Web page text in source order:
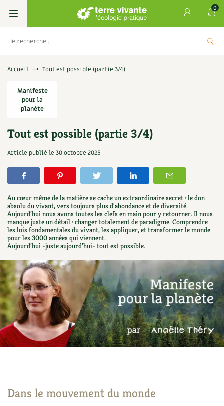
0
Livres
Permaculture, Jardin bio
Techniques de jardinage
Petit élevage
Aménagement jardin
Ornement
Autonomie, bricolage
Santé, bien-être
Médecine douce
Cosmétique bio, soins
Enfants
Les 4 saisons
Se réabonner
Les numéros
4 saisons
Hors-séries
Soutenez Les 4 Saisons
Graines, semences
Florales
Médicinales
Originales
Kits de jardinage
Outils de jardin
Accessoires de jardin
Nos productions
Cartes cadeau
Centre Terre vivante
Visiter en famille, entre amis
Programme 2026 du Centre Terre vivante
Avec les enfants
Venir en groupe
Scolaires
Séminaires, entreprises, associations, collectivités…
Jardin bio
Calendrier des travaux du jardin
Carte climatique
Calendrier lunaire
Potager
Verger
Parole libre
La tribune
Édito des4 saisons
Manifeste pour la planète
Champs d’action – le podcast
Table ronde jardinière
Accueil Tout est possible (partie 3/4)
Manifeste
pour la
planète
Tout est possible (partie 3/4)
Article publié le 30 octobre 2025
Au cœur même de la matière se cache un extraordinaire secret : le don
absolu du vivant, vers toujours plus d'abondance et de diversité.
Aujourd’hui nous avons toutes les clefs en main pour y retourner. Il nous
manque juste un détail : changer totalement de paradigme. Comprendre
les lois fondamentales du vivant, les appliquer, et transformer le monde
pour les 3000 années qui viennent.
Aujourd’hui -juste aujourd’hui- tout est possible.
Dans le mouvement du monde
Les
5,00